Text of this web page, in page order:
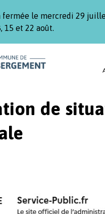
fermée le mercredi 29
15 et 22 août.
de